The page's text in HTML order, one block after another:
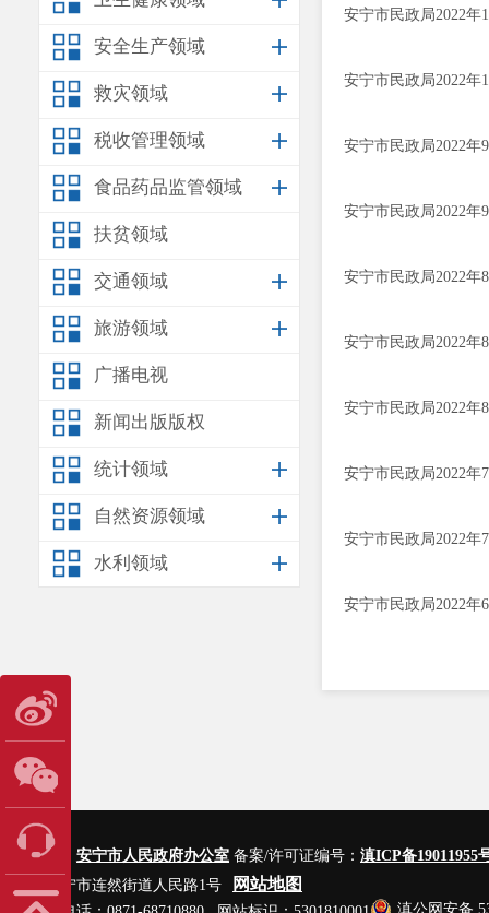
安全生产领域
救灾领域
税收管理领域
食品药品监管领域
扶贫领域
交通领域
旅游领域
广播电视
新闻出版版权
统计领域
自然资源领域
水利领域
安宁市民政局2022年
安宁市民政局2022年
安宁市民政局2022年
安宁市民政局2022年
安宁市民政局2022年
安宁市民政局2022年
安宁市民政局2022年
安宁市民政局2022年
安宁市民政局2022年
安宁市民政局2022年
主办单位： 安宁市人民政府办公室 备案/许可证编号： 滇ICP备19011955
地址：安宁市连然街道人民路1号
网站地图
滇公网安备